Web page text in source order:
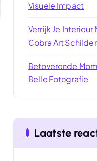
Visuele Impact
Verrijk Je Interieur
Cobra Art
Betoverende
Belle Fotografie
Laatste